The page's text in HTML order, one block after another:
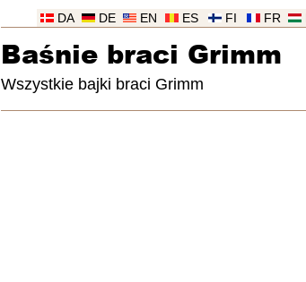
FR
FI
ES
EN
DE
DA
Baśnie braci Grimm
Wszystkie bajki braci Grimm